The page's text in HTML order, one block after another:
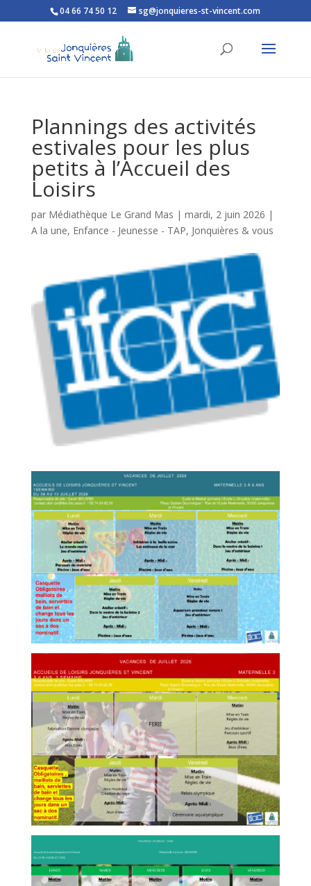
Ouvrir la barre d’outils
04 66 74 50 12 sg@jonquieres-st-vincent.com
Plannings des activités
estivales pour les plus
petits à l’Accueil des
Loisirs
par Médiathèque Le Grand Mas | mardi, 2 juin 2026 |
A la une, Enfance - Jeunesse - TAP, Jonquières & vous